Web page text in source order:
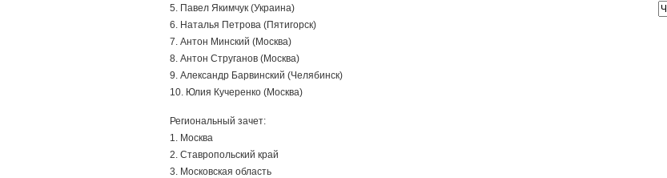
5. Павел Якимчук (Украина)
6. Наталья Петрова (Пятигорск)
7. Антон Минский (Москва)
8. Антон Струганов (Москва)
9. Александр Барвинский (Челябинск)
10. Юлия Кучеренко (Москва)
Региональный зачет:
1. Москва
2. Ставропольский край
3. Московская область